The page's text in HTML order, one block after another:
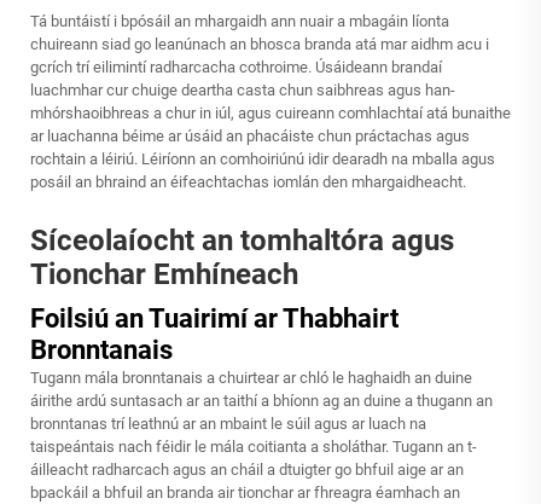
Tá buntáistí i bpósáil an mhargaidh ann nuair a mbagáin líonta
chuireann siad go leanúnach an bhosca branda atá mar aidhm acu i
gcrích trí eilimintí radharcacha cothroime. Úsáideann brandaí
luachmhar cur chuige deartha casta chun saibhreas agus han-
mhórshaoibhreas a chur in iúl, agus cuireann comhlachtaí atá bunaithe
ar luachanna béime ar úsáid an phacáiste chun práctachas agus
rochtain a léiriú. Léiríonn an comhoiriúnú idir dearadh na mballa agus
posáil an bhraind an éifeachtachas iomlán den mhargaidheacht.
Síceolaíocht an tomhaltóra agus
Tionchar Emhíneach
Foilsiú an Tuairimí ar Thabhairt
Bronntanais
Tugann mála bronntanais a chuirtear ar chló le haghaidh an duine
áirithe ardú suntasach ar an taithí a bhíonn ag an duine a thugann an
bronntanas trí leathnú ar an mbaint le súil agus ar luach na
taispeántais nach féidir le mála coitianta a sholáthar. Tugann an t-
áilleacht radharcach agus an cháil a dtuigter go bhfuil aige ar an
bpackáil a bhfuil an branda air tionchar ar fhreagra éamhach an